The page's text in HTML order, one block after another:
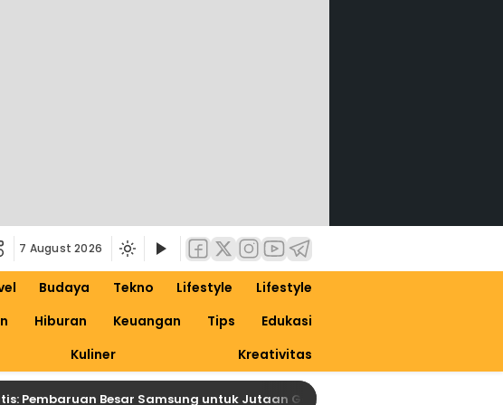
7 August 2026
Budaya Tekno Lifestyle
Lifestyle
Hiburan Keuangan Tips
Edukasi
Kuliner Kreativitas
Besar Samsung untuk Jutaan Galaxy, Siapkan Dirimu untuk One UI 9